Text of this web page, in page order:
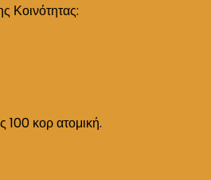
Κοινότητας:
100 κορ ατομική.